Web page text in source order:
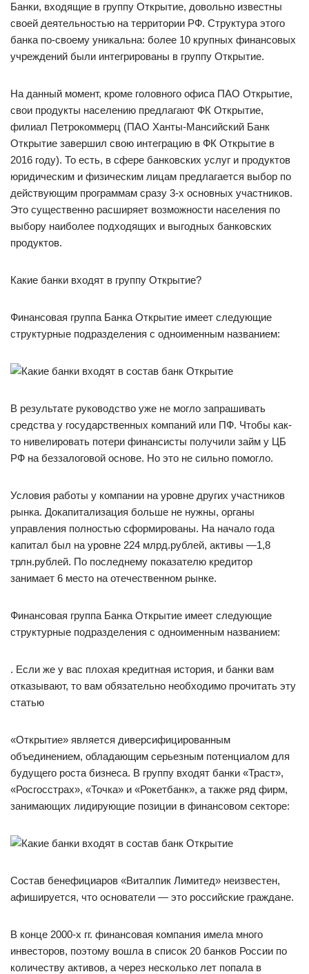
Банки, входящие в группу Открытие, довольно известны
своей деятельностью на территории РФ. Структура этого
банка по-своему уникальна: более 10 крупных финансовых
учреждений были интегрированы в группу Открытие.
На данный момент, кроме головного офиса ПАО Открытие,
свои продукты населению предлагают ФК Открытие,
филиал Петрокоммерц (ПАО Ханты-Мансийский Банк
Открытие завершил свою интеграцию в ФК Открытие в
2016 году). То есть, в сфере банковских услуг и продуктов
юридическим и физическим лицам предлагается выбор по
действующим программам сразу 3-х основных участников.
Это существенно расширяет возможности населения по
выбору наиболее подходящих и выгодных банковских
продуктов.
Какие банки входят в группу Открытие?
Финансовая группа Банка Открытие имеет следующие
структурные подразделения с одноименным названием:
В результате руководство уже не могло запрашивать
средства у государственных компаний или ПФ. Чтобы как-
то нивелировать потери финансисты получили займ у ЦБ
РФ на беззалоговой основе. Но это не сильно помогло.
Условия работы у компании на уровне других участников
рынка. Докапитализация больше не нужны, органы
управления полностью сформированы. На начало года
капитал был на уровне 224 млрд.рублей, активы —1,8
трлн.рублей. По последнему показателю кредитор
занимает 6 место на отечественном рынке.
Финансовая группа Банка Открытие имеет следующие
структурные подразделения с одноименным названием:
. Если же у вас плохая кредитная история, и банки вам
отказывают, то вам обязательно необходимо прочитать эту
статью
«Открытие» является диверсифицированным
объединением, обладающим серьезным потенциалом для
будущего роста бизнеса. В группу входят банки «Траст»,
«Росгосстрах», «Точка» и «Рокетбанк», а также ряд фирм,
занимающих лидирующие позиции в финансовом секторе:
Состав бенефициаров «Виталпик Лимитед» неизвестен,
афишируется, что основатели — это российские граждане.
В конце 2000-х гг. финансовая компания имела много
инвесторов, поэтому вошла в список 20 банков России по
количеству активов, а через несколько лет попала в